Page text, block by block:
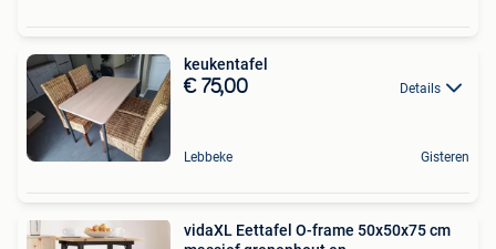
keukentafel
€ 75,00 Details
Lebbeke Gisteren
vidaXL Eettafel O-frame 50x50x75 cm